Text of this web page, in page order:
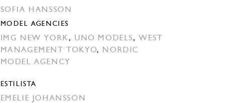
SOFIA HANSSON
MODEL AGENCIES
IMG NEW YORK, UNO MODELS,WEST
MANAGEMENT TOKYO, NORDIC
MODEL AGENCY
ESTILISTA
EMELIE JOHANSSON